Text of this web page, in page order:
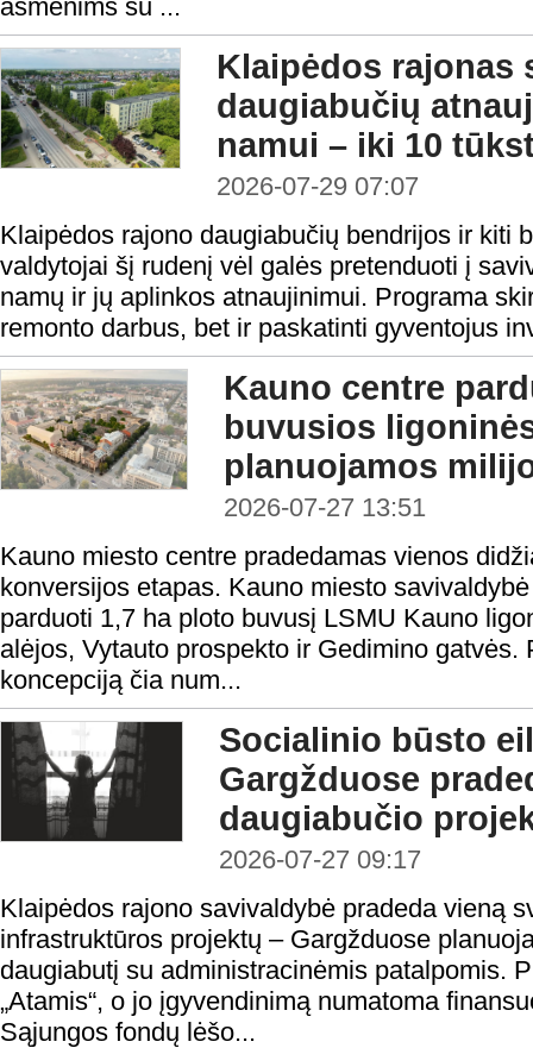
asmenims su ...
Klaipėdos rajonas
daugiabučių
namui – iki 10
2026-07-29 07:07
Klaipėdos rajono daugiabučių bendrijos ir kiti
valdytojai šį rudenį vėl galės pretenduoti į
namų ir jų aplinkos atnaujinimui. Programa
remonto darbus, bet ir paskatinti gyventojus
Kauno centre
buvusios
planuojamos
2026-07-27 13:51
Kauno miesto centre pradedamas vienos
konversijos etapas. Kauno miesto
parduoti 1,7 ha ploto buvusį LSMU Kauno
alėjos, Vytauto prospekto ir Gedimino gatvės.
koncepciją čia num...
Socialinio būsto
Gargžduose
daugiabučio
2026-07-27 09:17
Klaipėdos rajono savivaldybė pradeda vieną
infrastruktūros projektų – Gargžduose
daugiabutį su administracinėmis patalpomis.
„Atamis“, o jo įgyvendinimą numatoma
Sąjungos fondų lėšo...